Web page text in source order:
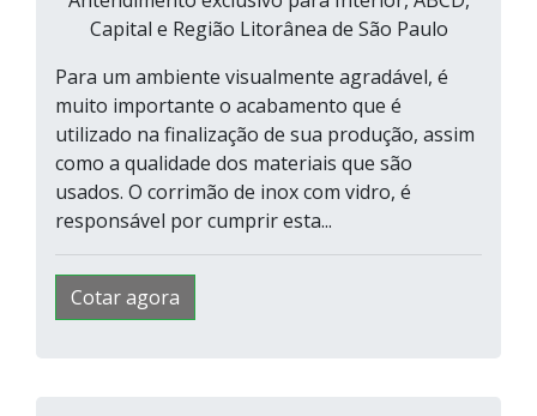
Capital e Região Litorânea de São Paulo
Para um ambiente visualmente agradável, é
muito importante o acabamento que é
utilizado na finalização de sua produção, assim
como a qualidade dos materiais que são
usados. O corrimão de inox com vidro, é
responsável por cumprir esta...
Cotar agora